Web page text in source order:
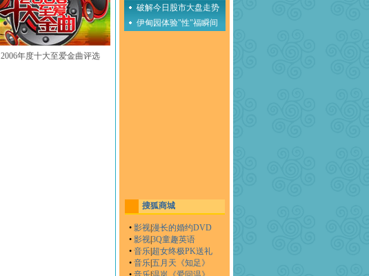
2006年度十大至爱金曲评选
破解今日股市大盘走势
伊甸园体验"性"福瞬间
搜狐商城
• 影视漫长的婚约DVD
• 影视3Q童趣英语
• 音乐 超女终极PK送礼
• 音乐五月天《知足》